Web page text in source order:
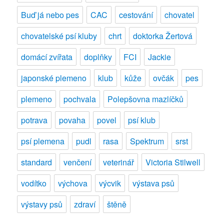
pejsků!
Buď já nebo pes
CAC cestování
chovatel
chovatelské psí kluby
chrt
doktorka Žertová
domácí zvířata
doplňky FCI
Jackie
japonské plemeno
klub kůže ovčák
pes
plemeno
pochvala
Polepšovna mazlíčků
potrava
povaha povel
psí klub
psí plemena
pudl rasa Spektrum
srst
standard
venčení veterinář
Victoria Stilwell
vodítko
výchova výcvik
výstava psů
výstavy psů
zdraví štěně